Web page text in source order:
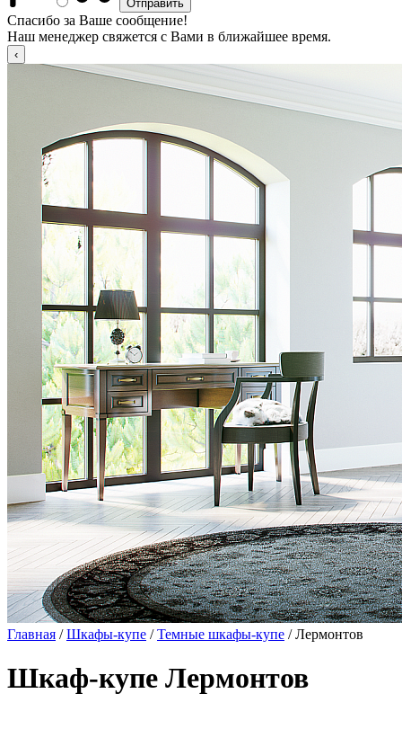
Спасибо за Ваше сообщение!
Наш менеджер свяжется с Вами в ближайшее время.
Главная /Шкафы-купе /Темные шкафы-купе / Лермонтов
Шкаф-купе Лермонтов